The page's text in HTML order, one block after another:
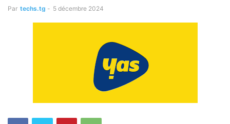
Par techs.tg - 5 décembre 2024